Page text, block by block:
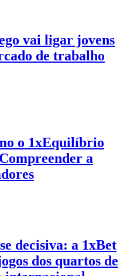
vai ligar jovens
de trabalho
o 1xEquilíbrio
a
decisiva: a 1xBet
dos quartos de